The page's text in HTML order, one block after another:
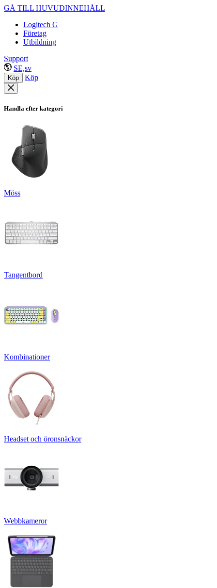
GÅ TILL HUVUDINNEHÅLL
Logitech G
Företag
Utbildning
Support
SE,sv
Köp Köp
Handla efter kategori
Möss
Tangentbord
Kombinationer
Headset och öronsnäckor
Webbkameror